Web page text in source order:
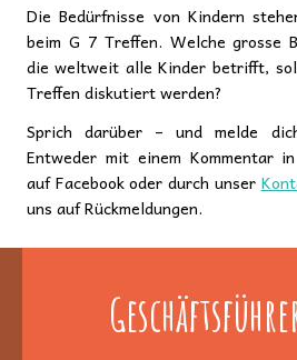
Die Bedürfnisse von Kindern
beim G 7 Treffen. Welche grosse
die weltweit alle Kinder betrifft,
Treffen diskutiert werden?
Sprich darüber – und melde
Entweder mit einem Kommentar
auf Facebook oder durch unser
uns auf Rückmeldungen.